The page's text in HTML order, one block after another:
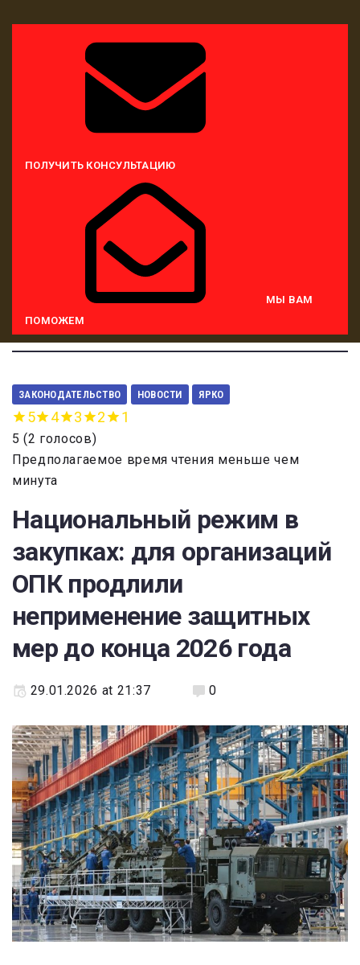
ПОЛУЧИТЬ КОНСУЛЬТАЦИЮ
МЫ ВАМ
ПОМОЖЕМ
ЗАКОНОДАТЕЛЬСТВО НОВОСТИ ЯРКО
5 4 3 2 1
5 (2 голосов)
Предполагаемое время чтения меньше чем
минута
Национальный режим в
закупках: для организаций
ОПК продлили
неприменение защитных
мер до конца 2026 года
29.01.2026 at 21:37 0